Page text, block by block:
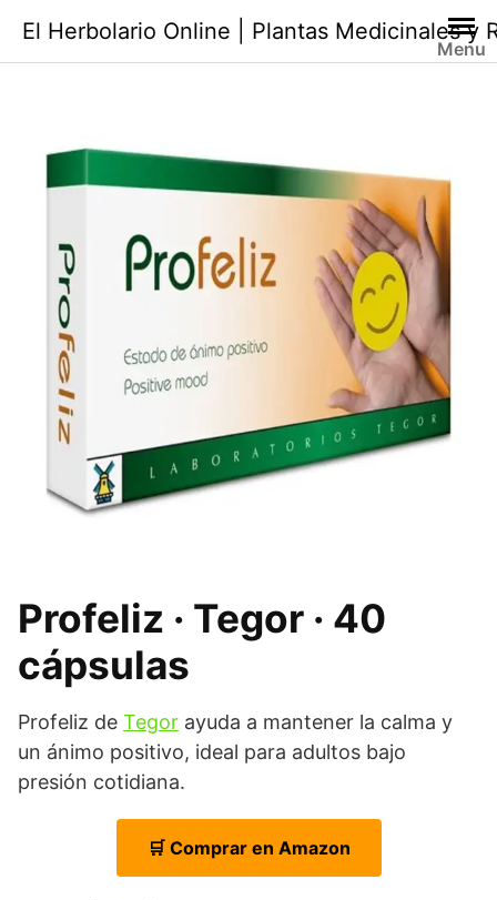
contenido
El Herbolario Online | Plantas Medicinales y
Menu
Profeliz · Tegor · 40
cápsulas
Profeliz de Tegor ayuda a mantener la calma y
un ánimo positivo, ideal para adultos bajo
presión cotidiana.
🛒 Comprar en Amazon